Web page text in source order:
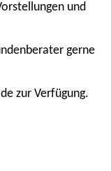
und
gerne
zur Verfügung.